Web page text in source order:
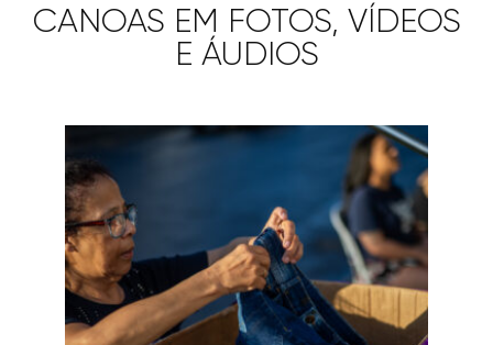
CANOAS EM FOTOS, VÍDEOS
E ÁUDIOS